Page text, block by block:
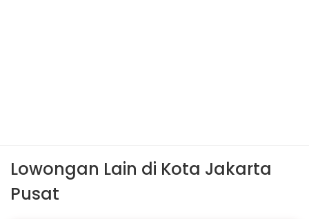
Lowongan Lain di Kota Jakarta
Pusat